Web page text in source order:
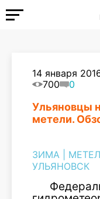
14 января
700
0
Ульяновцы
метели.
ЗИМА
УЛЬЯНОВСК